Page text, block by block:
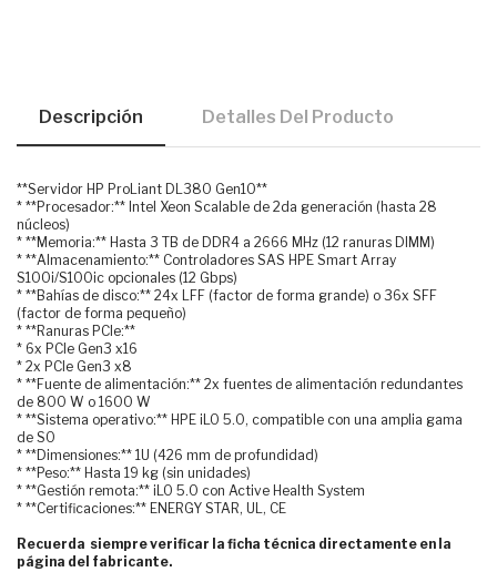
Descripción Detalles Del Producto
**Servidor HP ProLiant DL380 Gen10**
* **Procesador:** Intel Xeon Scalable de 2da generación (hasta 28
núcleos)
* **Memoria:** Hasta 3 TB de DDR4 a 2666 MHz (12 ranuras DIMM)
* **Almacenamiento:** Controladores SAS HPE Smart Array
S100i/S100ic opcionales (12 Gbps)
* **Bahías de disco:** 24x LFF (factor de forma grande) o 36x SFF
(factor de forma pequeño)
* **Ranuras PCIe:**
* 6x PCIe Gen3 x16
* 2x PCIe Gen3 x8
* **Fuente de alimentación:** 2x fuentes de alimentación redundantes
de 800 W o 1600 W
* **Sistema operativo:** HPE iLO 5.0, compatible con una amplia gama
de SO
* **Dimensiones:** 1U (426 mm de profundidad)
* **Peso:** Hasta 19 kg (sin unidades)
* **Gestión remota:** iLO 5.0 con Active Health System
* **Certificaciones:** ENERGY STAR, UL, CE
Recuerda siempre verificar la ficha técnica directamente en la
página del fabricante.